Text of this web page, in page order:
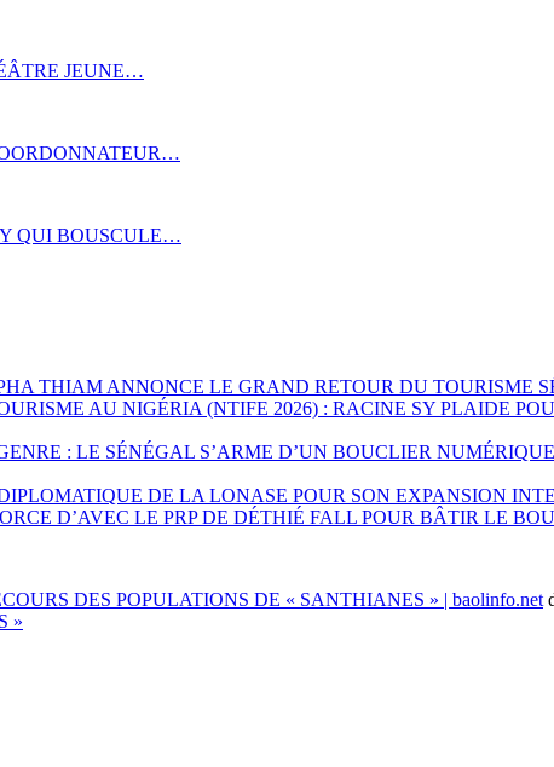
JEUNE…
QUI BOUSCULE…
THIAM ANNONCE LE GRAND RETOUR DU TOURISME
AU NIGÉRIA (NTIFE 2026) : RACINE SY PLAIDE
: LE SÉNÉGAL S’ARME D’UN BOUCLIER
DE LA LONASE POUR SON EXPANSION
D’AVEC LE PRP DE DÉTHIÉ FALL POUR BÂTIR LE
DES POPULATIONS DE « SANTHIANES » | baolinfo.net
»